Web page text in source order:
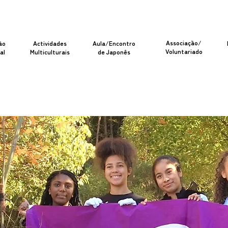
Actividades
Multiculturais
Aula/Encontro
de Japonês
Associação/
Voluntariado